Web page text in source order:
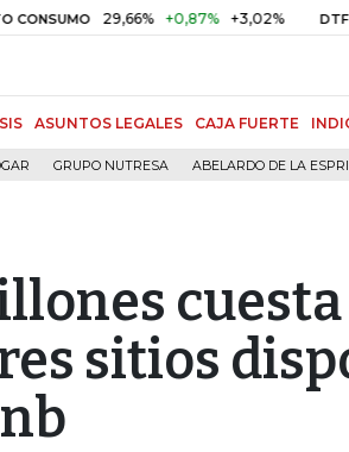
29,66% +0,87% +3,02% DTF 10,34%
ASUNTOS LEGALES CAJA FUERTE
GRUPO NUTRESA ABELARDO DE LA
sitios